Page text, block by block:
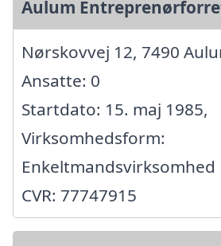
Aulum
Nørskovvej 12, 7490
Ansatte: 0
Startdato: 15. maj 1985,
Virksomhedsform:
Enkeltmandsvirksomhed
CVR: 77747915